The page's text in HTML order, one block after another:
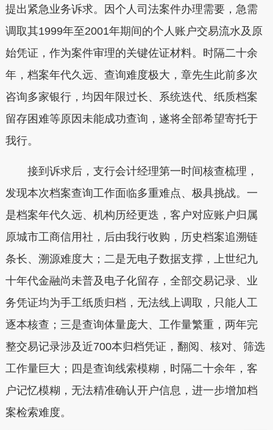
提出紧急业务诉求。因个人司法案件办理需要，急需
调取其1999年至2001年期间的个人账户交易流水及原
始凭证，作为案件审理的关键佐证材料。时隔二十余
年，档案年代久远、查询难度极大，章先生此前多次
咨询多家银行，均因年限过长、系统迭代、纸质档案
留存困难等原因未能成功查询，遂将全部希望寄托于
我行。
接到诉求后，支行会计经理第一时间核查梳理，
发现本次档案查询工作面临多重难点、极具挑战。一
是档案年代久远、机构历经更迭，客户对应账户归属
原城市工商信用社，后由我行收购，历史档案追溯链
条长、溯源难度大；二是无电子数据支撑，上世纪九
十年代金融尚未普及电子化留存，全部交易记录、业
务凭证均为手工纸质归档，无法线上调取，只能人工
逐本核查；三是查询体量庞大、工作量繁重，两年完
整交易记录涉及近700本归档凭证，翻阅、核对、筛选
工作量巨大；四是查询线索模糊，时隔二十余年，客
户记忆模糊，无法精准确认开户信息，进一步增加档
案检索难度。